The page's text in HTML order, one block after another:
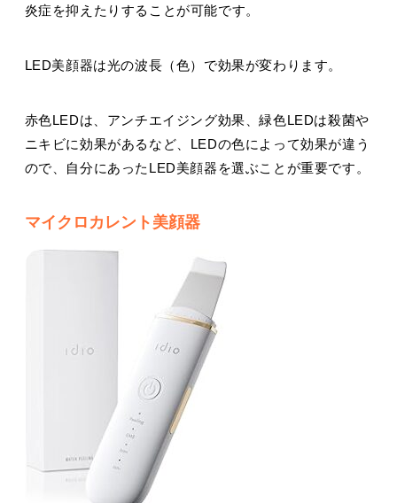
炎症を抑えたりすることが可能です。
LED美顔器は光の波長（色）で効果が変わります。
赤色LEDは、アンチエイジング効果、緑色LEDは殺菌や
ニキビに効果があるなど、LEDの色によって効果が違う
ので、自分にあったLED美顔器を選ぶことが重要です。
マイクロカレント美顔器